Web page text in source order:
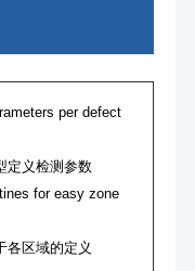
per defect
定义检测参数
for easy zone
各区域的定义